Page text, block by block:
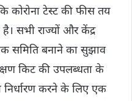
कोरोना टेस्ट की फीस तय
है। सभी राज्यों और केंद्र
समिति बनाने का सुझाव
किट की उपलब्धता के
निर्धारण करने के लिए एक